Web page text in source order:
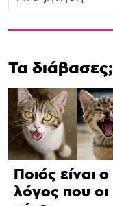
Τα διάβασες;
Ποιός είναι ο
λόγος που οι